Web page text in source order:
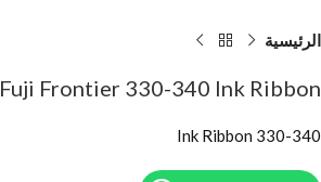
الرئيسية
Fuji Frontier 330-340 Ink Ribbon
330-340 Ink Ribbon